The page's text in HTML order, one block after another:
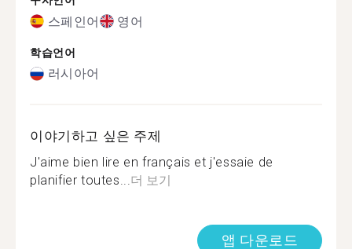
스페인어 영어
학습언어
러시아어
이야기하고 싶은 주제
J'aime bien lire en français et j'essaie de
planifier toutes...더 보기
앱 다운로드